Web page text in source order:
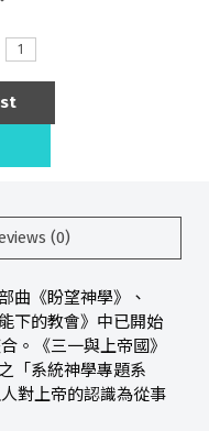
(0)
曲《盼望神學》、
下的教會》中已開始
。《三一與上帝國》
「系統神學專題系
對上帝的認識為從事